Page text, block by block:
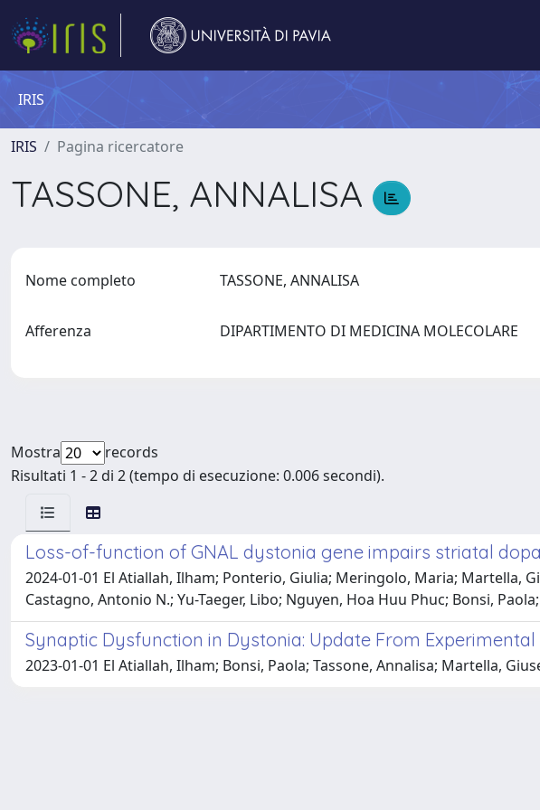
IRIS
IRIS Pagina ricercatore
TASSONE, ANNALISA
Nome completo TASSONE, ANNALISA
Afferenza DIPARTIMENTO DI MEDICINA MOLECOLARE
Mostra
records
Risultati 1 - 2 di 2 (tempo di esecuzione: 0.006 secondi).
Loss-of-function of GNAL dystonia gene impairs striatal
2024-01-01 El Atiallah, Ilham; Ponterio, Giulia; Meringolo, Maria; Martella,
Castagno, Antonio N.; Yu-Taeger, Libo; Nguyen, Hoa Huu Phuc; Bonsi,
Synaptic Dysfunction in Dystonia: Update From Experimental
2023-01-01 El Atiallah, Ilham; Bonsi, Paola; Tassone, Annalisa; Martella,